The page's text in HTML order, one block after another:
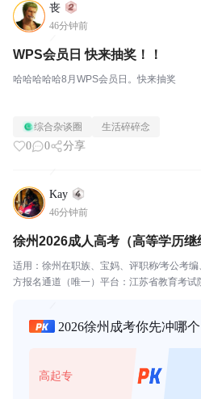
丧
46分钟前
WPS会员日 快来抽奖！！
哈哈哈哈哈8月WPS会员日。快来抽奖
综合杂谈圈 生活碎碎念
0 0 分享
Kay
46分钟前
徐州2026成人高考（高等学历
适用：徐州在职族、宝妈、评职称∕考公考编
方报名通道（唯一）平台：江苏省教育考
2026徐州成考你先冲哪个
高起专